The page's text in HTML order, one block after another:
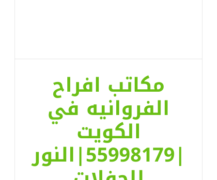
مكاتب افراح
الفروانيه في
الكويت
|55998179|النور